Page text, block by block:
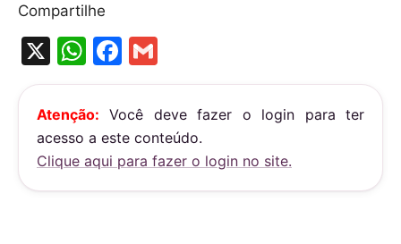
Compartilhe
X
W
h
at
s
A
p
F
a
c
e
b
o
m
ai
l
Atenção: Você deve fazer o login para ter
acesso a este conteúdo.
Clique aqui para fazer o login no site.